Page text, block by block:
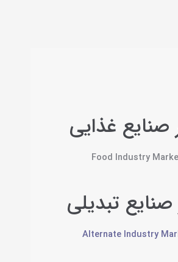
صنایع غذایی
Food Industry
صنایع تبدیلی
Alternate Industry